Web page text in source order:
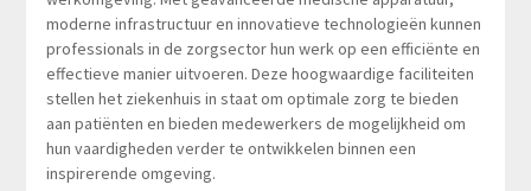
moderne infrastructuur en innovatieve technologieën kunnen
professionals in de zorgsector hun werk op een efficiënte en
effectieve manier uitvoeren. Deze hoogwaardige faciliteiten
stellen het ziekenhuis in staat om optimale zorg te bieden
aan patiënten en bieden medewerkers de mogelijkheid om
hun vaardigheden verder te ontwikkelen binnen een
inspirerende omgeving.